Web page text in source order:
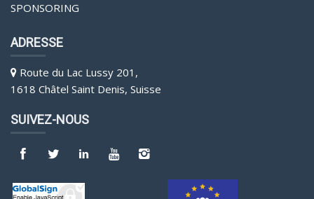
SPONSORING
ADRESSE
Route du Lac Lussy 201,
1618 Châtel Saint Denis, Suisse
SUIVEZ-NOUS